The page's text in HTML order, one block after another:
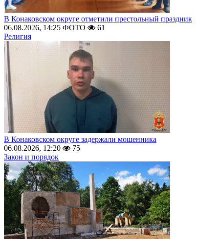
В Конаковском округе отметили престольный праздник
06.08.2026, 14:25 ФОТО
61
Религия
В Конаковском округе задержали мошенника
06.08.2026, 12:20
75
Закон и порядок